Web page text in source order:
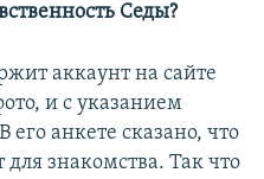
Седы?
аккаунт на сайте
и с указанием
его анкете сказано, что
знакомства. Так что